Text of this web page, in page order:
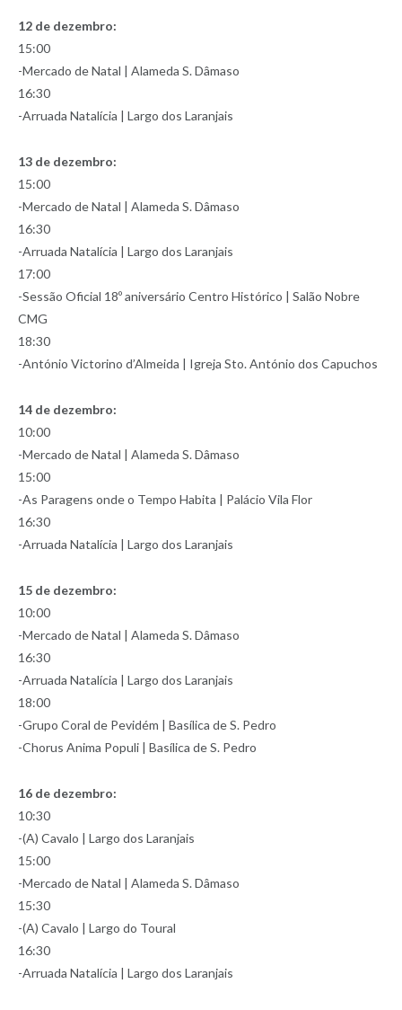
12 de dezembro:
15:00
-Mercado de Natal | Alameda S. Dâmaso
16:30
-Arruada Natalícia | Largo dos Laranjais
13 de dezembro:
15:00
-Mercado de Natal | Alameda S. Dâmaso
16:30
-Arruada Natalícia | Largo dos Laranjais
17:00
-Sessão Oficial 18º aniversário Centro Histórico | Salão Nobre
CMG
18:30
-António Victorino d’Almeida | Igreja Sto. António dos Capuchos
14 de dezembro:
10:00
-Mercado de Natal | Alameda S. Dâmaso
15:00
-As Paragens onde o Tempo Habita | Palácio Vila Flor
16:30
-Arruada Natalícia | Largo dos Laranjais
15 de dezembro:
10:00
-Mercado de Natal | Alameda S. Dâmaso
16:30
-Arruada Natalícia | Largo dos Laranjais
18:00
-Grupo Coral de Pevidém | Basílica de S. Pedro
-Chorus Anima Populi | Basílica de S. Pedro
16 de dezembro:
10:30
-(A) Cavalo | Largo dos Laranjais
15:00
-Mercado de Natal | Alameda S. Dâmaso
15:30
-(A) Cavalo | Largo do Toural
16:30
-Arruada Natalícia | Largo dos Laranjais